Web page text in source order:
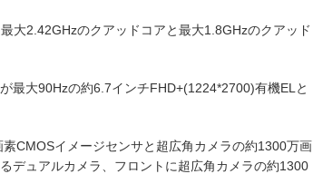
大2.42GHzのクアッドコアと最大1.8GHzのクアッド
最大90Hzの約6.7インチFHD+(1224*2700)有機ELと
CMOSイメージセンサと超広角カメラの約1300万画
デュアルカメラ、フロントに超広角カメラの約1300